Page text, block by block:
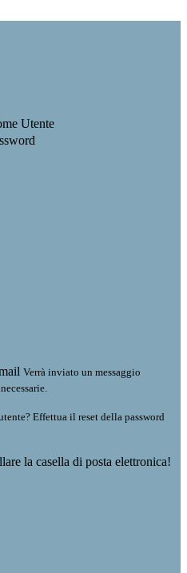
Utente
Verrà inviato un messaggio
Effettua il reset della password
la casella di posta elettronica!